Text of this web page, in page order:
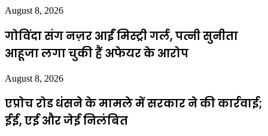
August 8, 2026
गोविंदा संग नज़र आईं मिस्ट्री गर्ल, पत्नी सुनीता
आहूजा लगा चुकी हैं अफेयर के आरोप
August 8, 2026
एप्राेच रोड धंसने के मामले में सरकार ने की कार्रवाई;
ईई, एई और जेई निलंबित